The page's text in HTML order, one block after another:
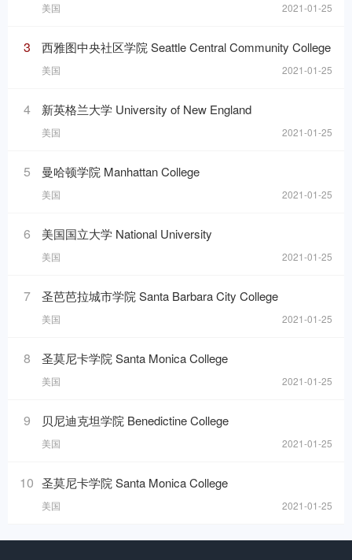
美国 2021-01-25
3 西雅图中央社区学院 Seattle Central Community College
美国 2021-01-25
4 新英格兰大学 University of New England
美国 2021-01-25
5 曼哈顿学院 Manhattan College
美国 2021-01-25
6 美国国立大学 National University
美国 2021-01-25
7 圣芭芭拉城市学院 Santa Barbara City College
美国 2021-01-25
8 圣莫尼卡学院 Santa Monica College
美国 2021-01-25
9 贝尼迪克坦学院 Benedictine College
美国 2021-01-25
10 圣莫尼卡学院 Santa Monica College
美国 2021-01-25